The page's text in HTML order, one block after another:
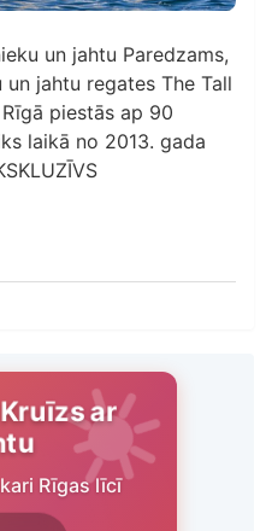
un jahtu Paredzams,
jahtu regates The Tall
piestās ap 90
laikā no 2013. gada
ar
Rīgas līcī